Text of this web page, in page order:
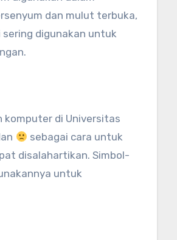
dan mulut terbuka,
digunakan untuk
komputer di Universitas
sebagai cara untuk
disalahartikan. Simbol-
untuk